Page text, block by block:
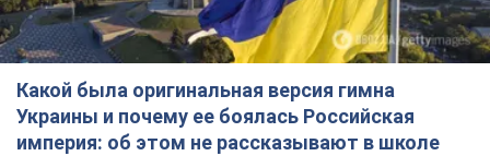
Какой была оригинальная версия гимна
Украины и почему ее боялась Российская
империя: об этом не рассказывают в школе